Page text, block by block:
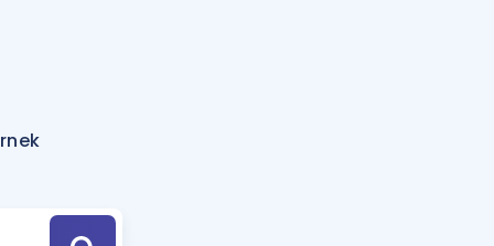
Hesaplama Aracı
için Öneriler
Tek Takvimde